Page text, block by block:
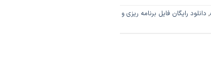
, دانلود رایگان فایل برنامه ریزی و